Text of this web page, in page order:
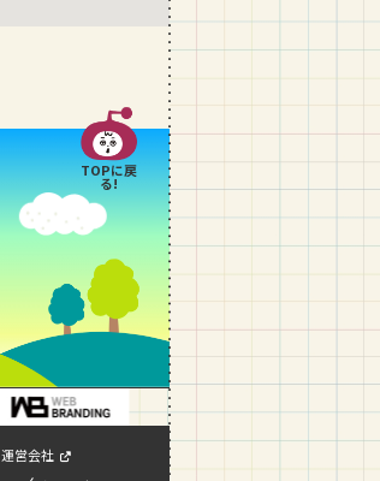
TOPに戻
る!
運営会社